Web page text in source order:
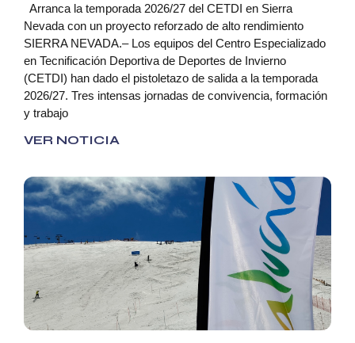
Arranca la temporada 2026/27 del CETDI en Sierra
Nevada con un proyecto reforzado de alto rendimiento
SIERRA NEVADA.– Los equipos del Centro Especializado
en Tecnificación Deportiva de Deportes de Invierno
(CETDI) han dado el pistoletazo de salida a la temporada
2026/27. Tres intensas jornadas de convivencia, formación
y trabajo
VER NOTICIA